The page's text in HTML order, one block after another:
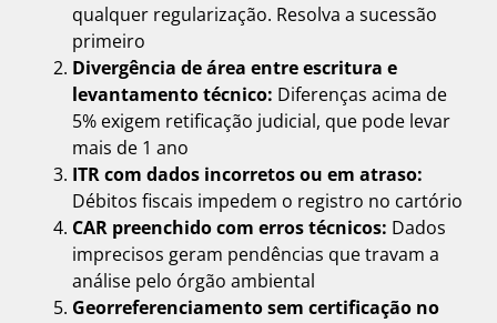
qualquer regularização. Resolva a sucessão
primeiro
Divergência de área entre escritura e
levantamento técnico: Diferenças acima de
5% exigem retificação judicial, que pode levar
mais de 1 ano
ITR com dados incorretos ou em atraso:
Débitos fiscais impedem o registro no cartório
CAR preenchido com erros técnicos: Dados
imprecisos geram pendências que travam a
análise pelo órgão ambiental
Georreferenciamento sem certificação no